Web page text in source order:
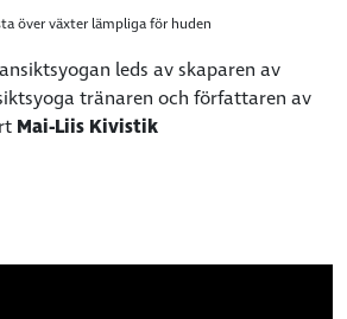
över växter lämpliga för huden
leds av skaparen av
tränaren och författaren av
Mai-Liis Kivistik